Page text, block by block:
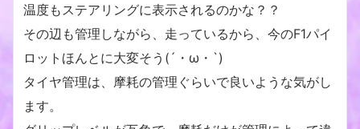
温度もステアリングに表示されるのかな？？
その辺も管理しながら、走っているから、今のF1パイ
ロットほんとに大変そう(´・ω・`)
タイヤ管理は、摩耗の管理ぐらいで良いような気がし
ます。